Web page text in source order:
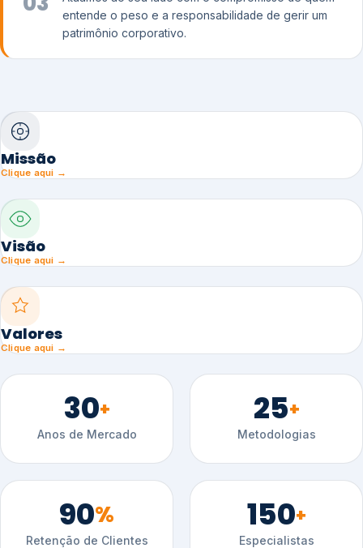
entende o peso e a responsabilidade de gerir um
patrimônio corporativo.
Missão
Clique aqui →
Visão
Clique aqui →
Valores
Clique aqui →
30+
Anos de Mercado
25+
Metodologias
90%
Retenção de Clientes
150+
Especialistas